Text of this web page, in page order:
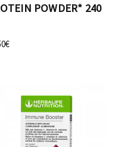
POWDER* 240
€